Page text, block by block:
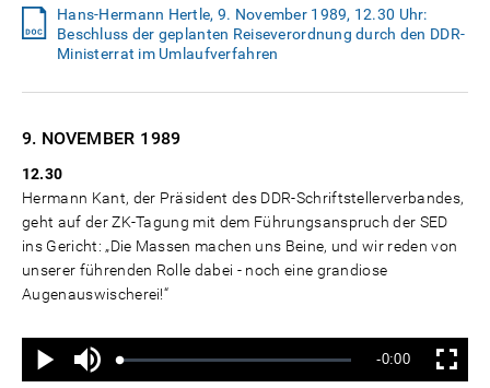
Hans-Hermann Hertle, 9. November 1989, 12.30 Uhr:
Beschluss der geplanten Reiseverordnung durch den DDR-
Ministerrat im Umlaufverfahren
9. NOVEMBER 1989
12.30
Hermann Kant, der Präsident des DDR-Schriftstellerverbandes,
geht auf der ZK-Tagung mit dem Führungsanspruch der SED
ins Gericht: „Die Massen machen uns Beine, und wir reden von
unserer führenden Rolle dabei - noch eine grandiose
Augenauswischerei!“
Wiedergabe
Ton
aus
Geladen:
Status:
Verbleibende
-0:00 Vollbild